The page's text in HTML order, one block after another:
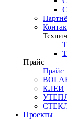
Прайс
Прайс
КЛЕИ
Проекты